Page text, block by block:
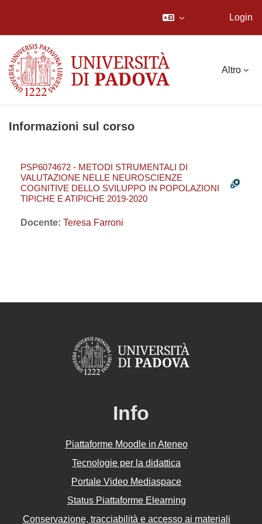
Login
Altro
Informazioni sul corso
PSP6074672 - METODI STRUMENTALI DI
VALUTAZIONE NELLE NEUROSCIENZE
COGNITIVE DELLO SVILUPPO IN POPOLAZIONI
TIPICHE E ATIPICHE 2019-2020
Docente: Teresa Farroni
Info
Piattaforme Moodle in Ateneo
Tecnologie per la didattica
Portale Video Mediaspace
Status Piattaforme Elearning
Conservazione, tracciabilità e accesso ai materiali